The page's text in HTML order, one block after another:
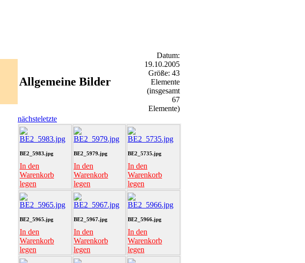
Allgemeine Bilder
Datum:
19.10.2005
Größe: 43
Elemente
(insgesamt
67
Elemente)
nächsteletzte
BE2_5983.jpg
In den
Warenkorb
legen
BE2_5979.jpg
In den
Warenkorb
legen
BE2_5735.jpg
In den
Warenkorb
legen
BE2_5965.jpg
In den
Warenkorb
legen
BE2_5967.jpg
In den
Warenkorb
legen
BE2_5966.jpg
In den
Warenkorb
legen